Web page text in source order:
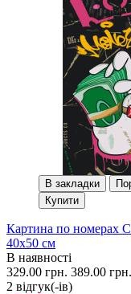
В закладки
Купити
Картина по номерах
40x50 см
В наявності
329.00 грн. 389.00 грн.
2 вiдгук(-iв)